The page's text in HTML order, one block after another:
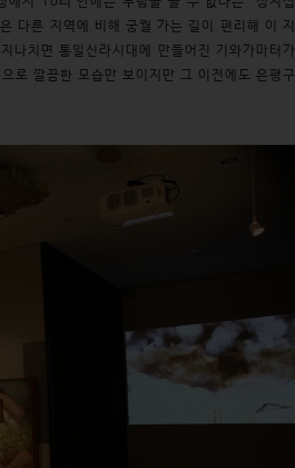
다른 지역에 비해 궁궐 가는 길이 편리해 이 지
나치면 통일신라시대에 만들어진 기와가마터가
로 깔끔한 모습만 보이지만 그 이전에도 은평구